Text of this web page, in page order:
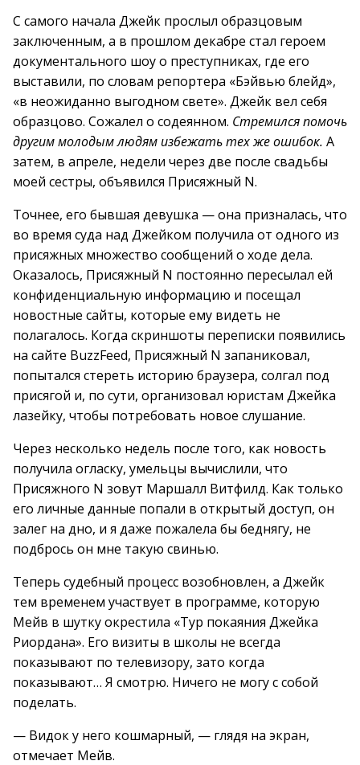
С самого начала Джейк прослыл образцовым
заключенным, а в прошлом декабре стал героем
документального шоу о преступниках, где его
выставили, по словам репортера «Бэйвью блейд»,
«в неожиданно выгодном свете». Джейк вел себя
образцово. Сожалел о содеянном. Стремился помочь
другим молодым людям избежать тех же ошибок. А
затем, в апреле, недели через две после свадьбы
моей сестры, объявился Присяжный N.
Точнее, его бывшая девушка — она призналась, что
во время суда над Джейком получила от одного из
присяжных множество сообщений о ходе дела.
Оказалось, Присяжный N постоянно пересылал ей
конфиденциальную информацию и посещал
новостные сайты, которые ему видеть не
полагалось. Когда скриншоты переписки появились
на сайте BuzzFeed, Присяжный N запаниковал,
попытался стереть историю браузера, солгал под
присягой и, по сути, организовал юристам Джейка
лазейку, чтобы потребовать новое слушание.
Через несколько недель после того, как новость
получила огласку, умельцы вычислили, что
Присяжного N зовут Маршалл Витфилд. Как только
его личные данные попали в открытый доступ, он
залег на дно, и я даже пожалела бы беднягу, не
подбрось он мне такую свинью.
Теперь судебный процесс возобновлен, а Джейк
тем временем участвует в программе, которую
Мейв в шутку окрестила «Тур покаяния Джейка
Риордана». Его визиты в школы не всегда
показывают по телевизору, зато когда
показывают… Я смотрю. Ничего не могу с собой
поделать.
— Видок у него кошмарный, — глядя на экран,
отмечает Мейв.